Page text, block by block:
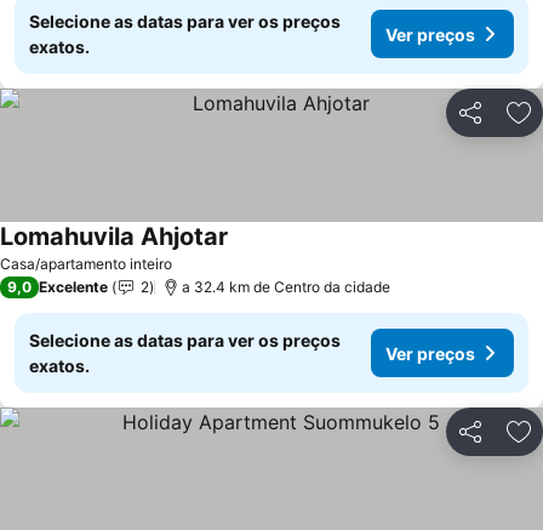
Selecione as datas para ver os preços
exatos.
Ver preços
Partilhar
Casa/apartamento inteiro
Lomahuvila Ahjotar
9,0 Excelente 2 a 32.4 km de Centro da cidade
Selecione as datas para ver os preços
exatos.
Ver preços
Partilhar